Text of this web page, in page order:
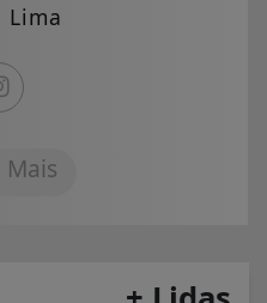
Lima
Mais